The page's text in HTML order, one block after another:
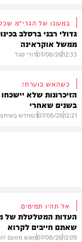
במעונו של הגרי"מ
גדולי רבני ברסלב
ממשל אוקראינה
12:33
07/08/26דודי סגל
כשהאש בוערת!
הזיכרונות שלא
בשנים שאחרי
12:21
07/08/26המחדש
אל תהיו תמימים
העדות המטלטלת של
שאתם חייבים לקרוא
12:09
07/08/26מוגש מטעם